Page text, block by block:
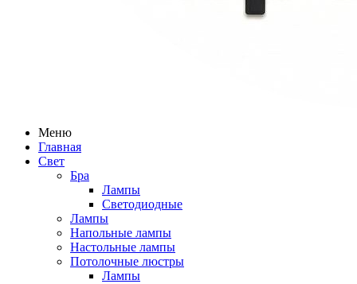
Меню
Главная
Свет
Бра
Лампы
Светодиодные
Лампы
Напольные лампы
Настольные лампы
Потолочные люстры
Лампы